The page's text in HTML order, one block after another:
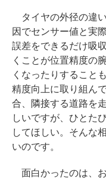
タイヤの外径の違
因でセンサー値と実
誤差をできるだけ吸
くことが位置精度の
くなったりすること
精度向上に取り組ん
合、隣接する道路を
しいですが、ひとた
してほしい。そんな
いのです。
面白かったのは、